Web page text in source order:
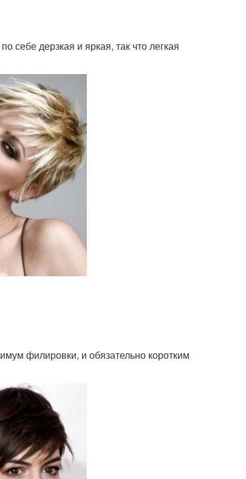
дерзкая и яркая, так что легкая
филировки, и обязательно коротким